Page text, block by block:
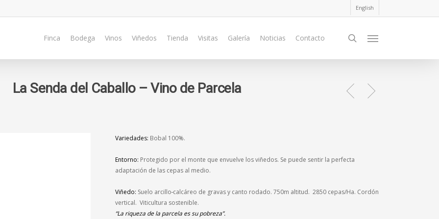
English
Finca Bodega Vinos Viñedos Tienda Visitas Galería Noticias Contacto search
Menu
La Senda del Caballo – Vino de Parcela
Variedades: Bobal 100%.
Entorno: Protegido por el monte que envuelve los viñedos. Se puede sentir la perfecta
adaptación de las cepas al medio.
Viñedo: Suelo arcillo calcáreo de gravas y canto rodado. 750m altitud. 2850 cepas/Ha. Cordón
vertical. Viticultura sostenible.
“La riqueza de la parcela es su pobreza”.